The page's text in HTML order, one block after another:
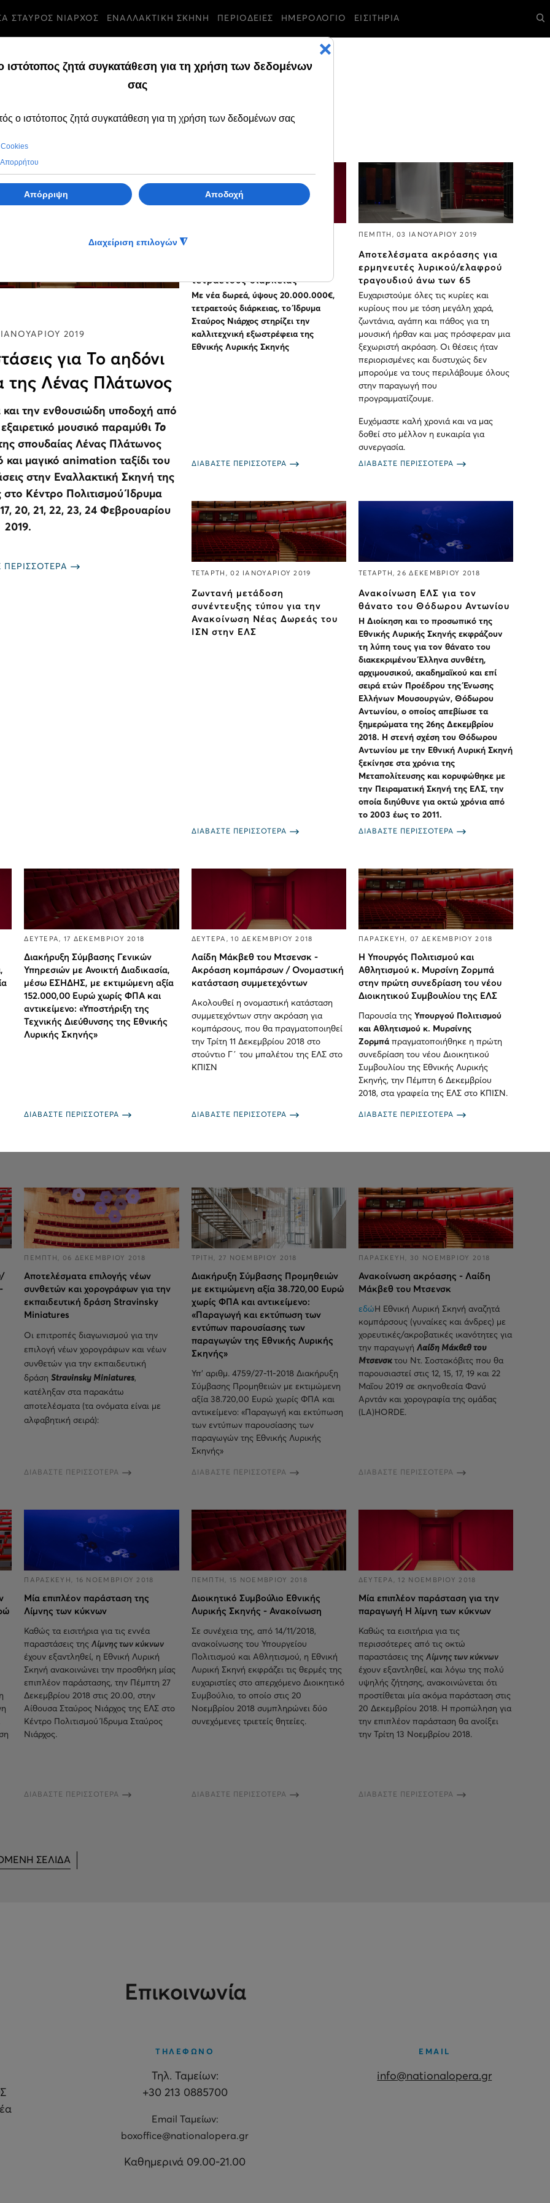
ΣΤΑΥΡΟΣ ΝΙΑΡΧΟΣ ΕΝΑΛΛΑΚΤΙΚΗ ΣΚΗΝΗ ΠΕΡΙΟΔΕΙΕΣ ΗΜΕΡΟΛΟΓΙΟ ΕΙΣΙΤΗΡΙΑ
2019
για Το αηδόνι
της Λένας Πλάτωνος
και την ενθουσιώδη υποδοχή από
μουσικό παραμύθι Το
σπουδαίας Λένας Πλάτωνος
και μαγικό animation ταξίδι του
στην Εναλλακτική Σκηνή της
Κέντρο Πολιτισμού Ίδρυμα
20, 21, 22, 23, 24 Φεβρουαρίου
2019.
ΠΕΡΙΣΣΟΤΕΡΑ
τετραετούς διάρκειας
Με νέα δωρεά, ύψους 20.000.000€,
τετραετούς διάρκειας, το Ίδρυμα
Σταύρος Νιάρχος στηρίζει την
καλλιτεχνική εξωστρέφεια της
Εθνικής Λυρικής Σκηνής
ΔΙΑΒΑΣΤΕ ΠΕΡΙΣΣΟΤΕΡΑ
ΠΕΜΠΤΗ, 03 ΙΑΝΟΥΑΡΙΟΥ 2019
Αποτελέσματα ακρόασης για
ερμηνευτές λυρικού/ελαφρού
τραγουδιού άνω των 65
Ευχαριστούμε όλες τις κυρίες και
κυρίους που με τόση μεγάλη χαρά,
ζωντάνια, αγάπη και πάθος για τη
μουσική ήρθαν και μας πρόσφεραν μια
ξεχωριστή ακρόαση. Οι θέσεις ήταν
περιορισμένες και δυστυχώς δεν
μπορούμε να τους περιλάβουμε όλους
στην παραγωγή που
προγραμματίζουμε.
Ευχόμαστε καλή χρονιά και να μας
δοθεί στο μέλλον η ευκαιρία για
συνεργασία.
ΔΙΑΒΑΣΤΕ ΠΕΡΙΣΣΟΤΕΡΑ
ΤΕΤΑΡΤΗ, 02 ΙΑΝΟΥΑΡΙΟΥ 2019
Ζωντανή μετάδοση
συνέντευξης τύπου για την
Ανακοίνωση Νέας Δωρεάς του
ΙΣΝ στην ΕΛΣ
ΔΙΑΒΑΣΤΕ ΠΕΡΙΣΣΟΤΕΡΑ
ΤΕΤΑΡΤΗ, 26 ΔΕΚΕΜΒΡΙΟΥ 2018
Ανακοίνωση ΕΛΣ για τον
θάνατο του Θόδωρου Αντωνίου
Η Διοίκηση και το προσωπικό της
Εθνικής Λυρικής Σκηνής εκφράζουν
τη λύπη τους για τον θάνατο του
διακεκριμένου Έλληνα συνθέτη,
αρχιμουσικού, ακαδημαϊκού και επί
σειρά ετών Προέδρου της Ένωσης
Ελλήνων Μουσουργών, Θόδωρου
Αντωνίου, ο οποίος απεβίωσε τα
ξημερώματα της 26ης Δεκεμβρίου
2018. Η στενή σχέση του Θόδωρου
Αντωνίου με την Εθνική Λυρική Σκηνή
ξεκίνησε στα χρόνια της
Μεταπολίτευσης και κορυφώθηκε με
την Πειραματική Σκηνή της ΕΛΣ, την
οποία διηύθυνε για οκτώ χρόνια από
το 2003 έως το 2011.
ΔΙΑΒΑΣΤΕ ΠΕΡΙΣΣΟΤΕΡΑ
ΔΕΥΤΕΡΑ, 17 ΔΕΚΕΜΒΡΙΟΥ 2018
Διακήρυξη Σύμβασης Γενικών
Υπηρεσιών με Ανοικτή Διαδικασία,
μέσω ΕΣΗΔΗΣ, με εκτιμώμενη αξία
152.000,00 Ευρώ χωρίς ΦΠΑ και
αντικείμενο: «Υποστήριξη της
Τεχνικής Διεύθυνσης της Εθνικής
Λυρικής Σκηνής»
ΔΙΑΒΑΣΤΕ ΠΕΡΙΣΣΟΤΕΡΑ
ΔΕΥΤΕΡΑ, 10 ΔΕΚΕΜΒΡΙΟΥ 2018
Λαίδη Μάκβεθ του Μτσενσκ -
Ακρόαση κομπάρσων / Ονομαστική
κατάσταση συμμετεχόντων
Ακολουθεί η ονομαστική κατάσταση
συμμετεχόντων στην ακρόαση για
κομπάρσους, που θα πραγματοποιηθεί
την Τρίτη 11 Δεκεμβρίου 2018 στο
στούντιο Γ΄ του μπαλέτου της ΕΛΣ στο
ΚΠΙΣΝ
ΔΙΑΒΑΣΤΕ ΠΕΡΙΣΣΟΤΕΡΑ
ΠΑΡΑΣΚΕΥΗ, 07 ΔΕΚΕΜΒΡΙΟΥ 2018
Η Υπουργός Πολιτισμού και
Αθλητισμού κ. Μυρσίνη Ζορμπά
στην πρώτη συνεδρίαση του νέου
Διοικητικού Συμβουλίου της ΕΛΣ
Παρουσία της Υπουργού Πολιτισμού
και Αθλητισμού κ. Μυρσίνης
Ζορμπά πραγματοποιήθηκε η πρώτη
συνεδρίαση του νέου Διοικητικού
Συμβουλίου της Εθνικής Λυρικής
Σκηνής, την Πέμπτη 6 Δεκεμβρίου
2018, στα γραφεία της ΕΛΣ στο ΚΠΙΣΝ.
ΔΙΑΒΑΣΤΕ ΠΕΡΙΣΣΟΤΕΡΑ
ΠΕΜΠΤΗ, 06 ΔΕΚΕΜΒΡΙΟΥ 2018
Αποτελέσματα επιλογής νέων
συνθετών και χορογράφων για την
εκπαιδευτική δράση Stravinsky
Miniatures
Οι επιτροπές διαγωνισμού για την
επιλογή νέων χορογράφων και νέων
συνθετών για την εκπαιδευτική
δράσηStravinsky Miniatures,
κατέληξαν στα παρακάτω
αποτελέσματα (τα ονόματα είναι με
αλφαβητική σειρά):
ΔΙΑΒΑΣΤΕ ΠΕΡΙΣΣΟΤΕΡΑ
ΤΡΙΤΗ, 27 ΝΟΕΜΒΡΙΟΥ 2018
Διακήρυξη Σύμβασης Προμηθειών
με εκτιμώμενη αξία 38.720,00 Ευρώ
χωρίς ΦΠΑ και αντικείμενο:
«Παραγωγή και εκτύπωση των
εντύπων παρουσίασης των
παραγωγών της Εθνικής Λυρικής
Σκηνής»
Υπ’ αριθμ. 4759/27-11-2018 Διακήρυξη
Σύμβασης Προμηθειών με εκτιμώμενη
αξία 38.720,00 Ευρώ χωρίς ΦΠΑ και
αντικείμενο: «Παραγωγή και εκτύπωση
των εντύπων παρουσίασης των
παραγωγών της Εθνικής Λυρικής
Σκηνής»
ΔΙΑΒΑΣΤΕ ΠΕΡΙΣΣΟΤΕΡΑ
ΠΑΡΑΣΚΕΥΗ, 30 ΝΟΕΜΒΡΙΟΥ 2018
Ανακοίνωση ακρόασης - Λαίδη
Μάκβεθ του Μτσενσκ
εδώ Η Εθνική Λυρική Σκηνή αναζητά
κομπάρσους (γυναίκες και άνδρες) με
χορευτικές/ακροβατικές ικανότητες για
την παραγωγή Λαίδη Μάκβεθ του
Μτσενσκ του Ντ. Σοστακόβιτς που θα
παρουσιαστεί στις 12, 15, 17, 19 και 22
Μαΐου 2019 σε σκηνοθεσία Φανύ
Αρντάν και χορογραφία της ομάδας
(LA)HORDE.
ΔΙΑΒΑΣΤΕ ΠΕΡΙΣΣΟΤΕΡΑ
ΠΑΡΑΣΚΕΥΗ, 16 ΝΟΕΜΒΡΙΟΥ 2018
Μία επιπλέον παράσταση της
Λίμνης των κύκνων
Καθώς τα εισιτήρια για τις εννέα
παραστάσεις τηςΛίμνης των κύκνων
έχουν εξαντληθεί, η Εθνική Λυρική
Σκηνή ανακοινώνει την προσθήκη μίας
επιπλέον παράστασης, την Πέμπτη 27
Δεκεμβρίου 2018 στις 20.00, στην
Αίθουσα Σταύρος Νιάρχος της ΕΛΣ στο
Κέντρο Πολιτισμού Ίδρυμα Σταύρος
Νιάρχος.
ΔΙΑΒΑΣΤΕ ΠΕΡΙΣΣΟΤΕΡΑ
ΠΕΜΠΤΗ, 15 ΝΟΕΜΒΡΙΟΥ 2018
Διοικητικό Συμβούλιο Εθνικής
Λυρικής Σκηνής - Ανακοίνωση
Σε συνέχεια της, από 14/11/2018,
ανακοίνωσης του Υπουργείου
Πολιτισμού και Αθλητισμού, η Εθνική
Λυρική Σκηνή εκφράζει τις θερμές της
ευχαριστίες στο απερχόμενο Διοικητικό
Συμβούλιο, το οποίο στις 20
Νοεμβρίου 2018 συμπληρώνει δύο
συνεχόμενες τριετείς θητείες.
ΔΙΑΒΑΣΤΕ ΠΕΡΙΣΣΟΤΕΡΑ
ΔΕΥΤΕΡΑ, 12 ΝΟΕΜΒΡΙΟΥ 2018
Μία επιπλέον παράσταση για την
παραγωγή Η λίμνη των κύκνων
Καθώς τα εισιτήρια για τις
περισσότερες από τις οκτώ
παραστάσεις της Λίμνης των κύκνων
έχουν εξαντληθεί, και λόγω της πολύ
υψηλής ζήτησης, ανακοινώνεται ότι
προστίθεται μία ακόμα παράσταση στις
20 Δεκεμβρίου 2018. Η προπώληση για
την επιπλέον παράσταση θα ανοίξει
την Τρίτη 13 Νοεμβρίου 2018.
ΔΙΑΒΑΣΤΕ ΠΕΡΙΣΣΟΤΕΡΑ
ΣΕΛΙΔΑ
Επικοινωνία
ΤΗΛΕΦΩΝΟ
Τηλ. Ταμείων:
+30 213 0885700
Εmail Ταμείων:
boxoffice@nationalopera.gr
Καθημερινά 09.00-21.00
EMAIL
info@nationalopera.gr